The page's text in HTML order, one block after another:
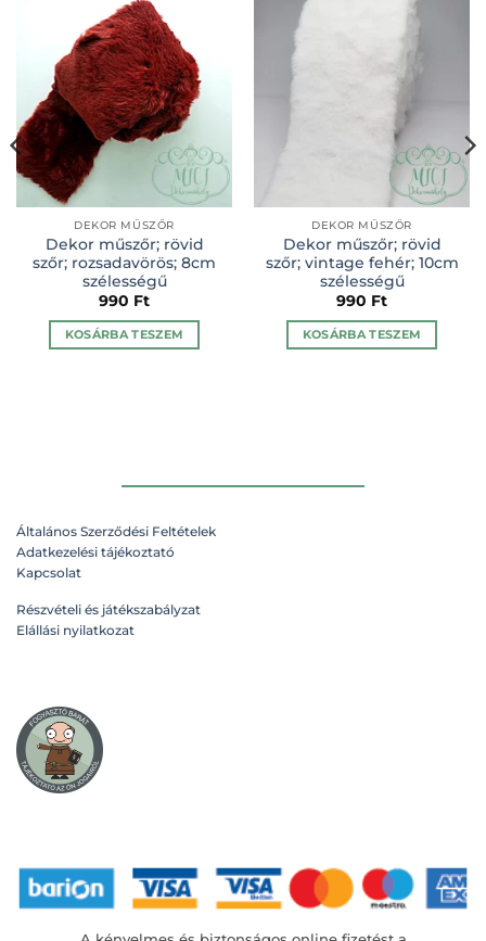
DEKOR MŰSZŐR
Dekor műszőr; rövid
szőr; rozsadavörös; 8cm
szélességű
990 Ft
KOSÁRBA TESZEM
DEKOR MŰSZŐR
Dekor műszőr; rövid
szőr; vintage fehér; 10cm
szélességű
990 Ft
KOSÁRBA TESZEM
Általános Szerződési Feltételek
Adatkezelési tájékoztató
Kapcsolat
Részvételi és játékszabályzat
Elállási nyilatkozat